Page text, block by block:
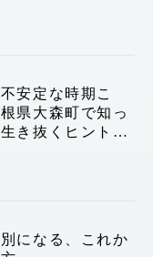
安定な時期こ
県大森町で知っ
き抜くヒントか
になる、これか